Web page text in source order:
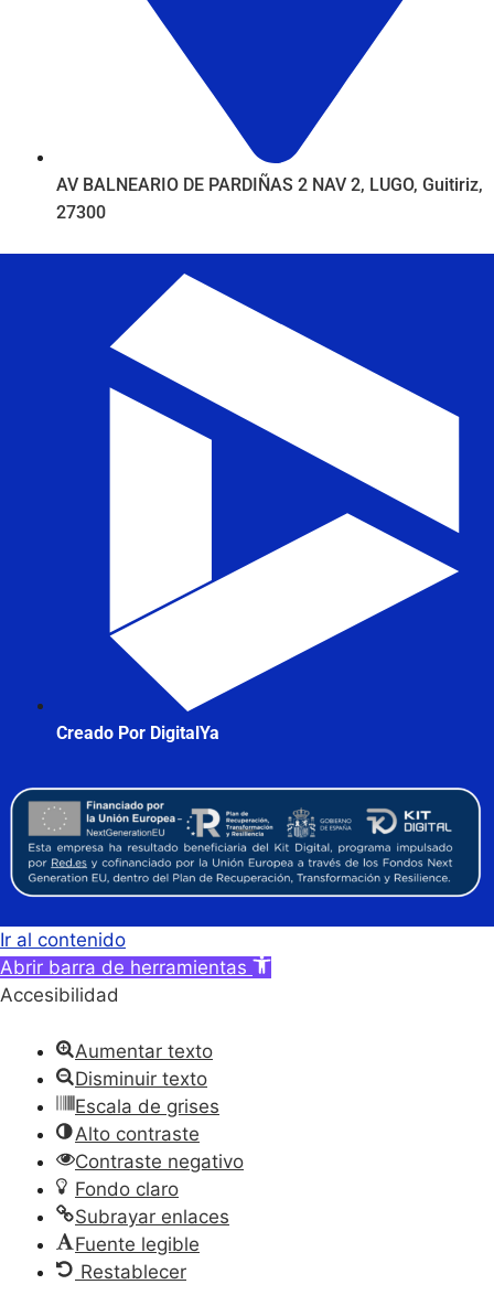
AV BALNEARIO DE PARDIÑAS 2 NAV 2, LUGO, Guitiriz,
27300
Creado Por DigitalYa
Ir al contenido
Abrir barra de herramientas
Accesibilidad
Aumentar texto
Disminuir texto
Escala de grises
Alto contraste
Contraste negativo
Fondo claro
Subrayar enlaces
Fuente legible
Restablecer